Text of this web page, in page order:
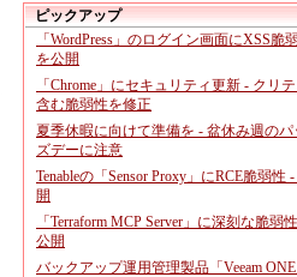
ピックアップ
「WordPress」のログイン画面にXSS脆
を公開
「Chrome」にセキュリティ更新 - クリ
含む脆弱性を修正
夏季休暇に向けて準備を - 盆休み週のパ
ズデーに注意
Tenableの「Sensor Proxy」にRCE脆弱性
開
「Terraform MCP Server」に深刻な脆弱
公開
バックアップ運用管理製品「Veeam